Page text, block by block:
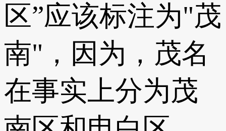
区”应该标注为"茂
南"，因为，茂名
在事实上分为茂